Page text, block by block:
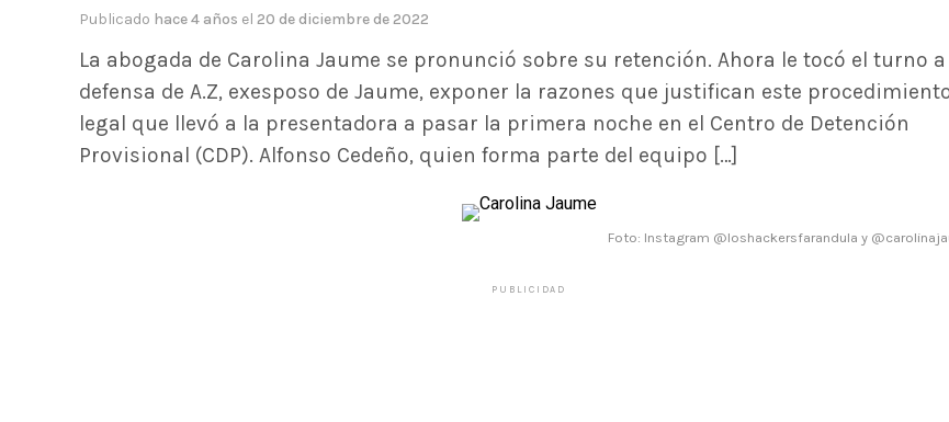
Publicado hace 4 años el 20 de diciembre de 2022
La abogada de Carolina Jaume se pronunció sobre su retención. Ahora le tocó el turno a
defensa de A.Z, exesposo de Jaume, exponer la razones que justifican este
legal que llevó a la presentadora a pasar la primera noche en el Centro de Detención
Provisional (CDP). Alfonso Cedeño, quien forma parte del equipo […]
Foto: Instagram @loshackersfarandula y
PUBLICIDAD